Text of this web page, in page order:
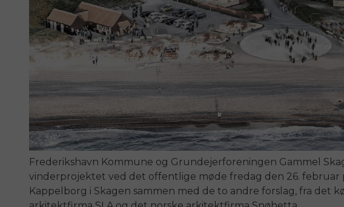
Frederikshavn Kommune og Grundejerforeningen Gammel
vinderprojektet ved det offentlige møde fredag den 26. februar
Kappelborg i Skagen sammen med de to andre forslag, fra det